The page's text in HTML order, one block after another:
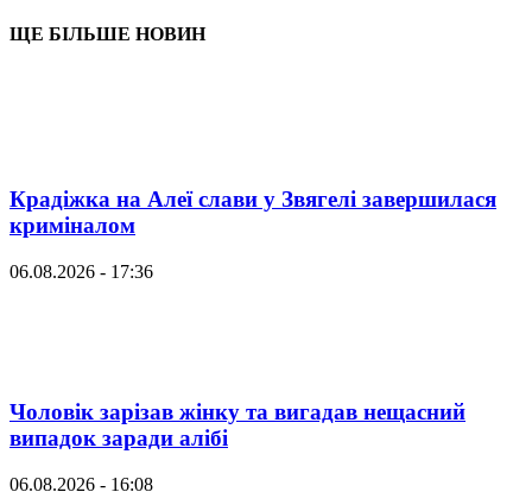
ЩЕ БІЛЬШЕ НОВИН
Крадіжка на Алеї слави у Звягелі завершилася
криміналом
06.08.2026 - 17:36
Чоловік зарізав жінку та вигадав нещасний
випадок заради алібі
06.08.2026 - 16:08